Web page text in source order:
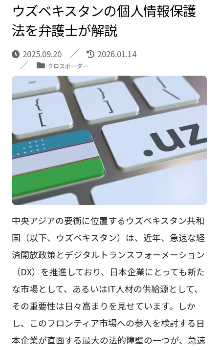
ウズベキスタンの個人情報保護
法を弁護士が解説
2025.09.20 2026.01.14
クロスボーダー
中央アジアの要衝に位置するウズベキスタン共和
国（以下、ウズベキスタン）は、近年、急速な経
済開放政策とデジタルトランスフォーメーション
（DX）を推進しており、日本企業にとっても新た
な市場として、あるいはIT人材の供給源として、
その重要性は日々高まりを見せています。しか
し、このフロンティア市場への参入を検討する日
本企業が直面する最大の法的障壁の一つが、急速